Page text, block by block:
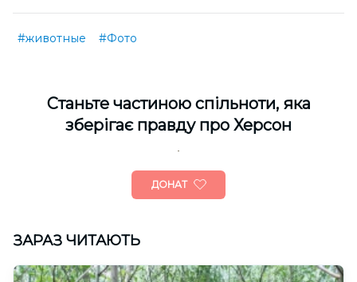
#животные #Фото
Cтаньте частиною спільноти, яка
зберігає правду про Херсон
ДОНАТ
ЗАРАЗ ЧИТАЮТЬ